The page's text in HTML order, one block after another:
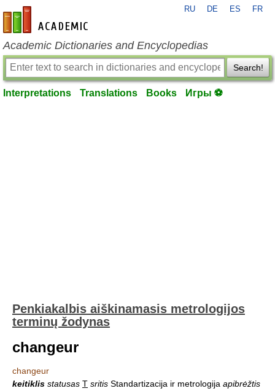
en-academic.com
RU DE ES FR
Academic Dictionaries and Encyclopedias
Search!
Interpretations Translations Books Игры ⚽
Penkiakalbis aiškinamasis metrologijos
terminų žodynas
changeur
changeur
keitiklis statusas T sritis Standartizacija ir metrologija apibrėžtis